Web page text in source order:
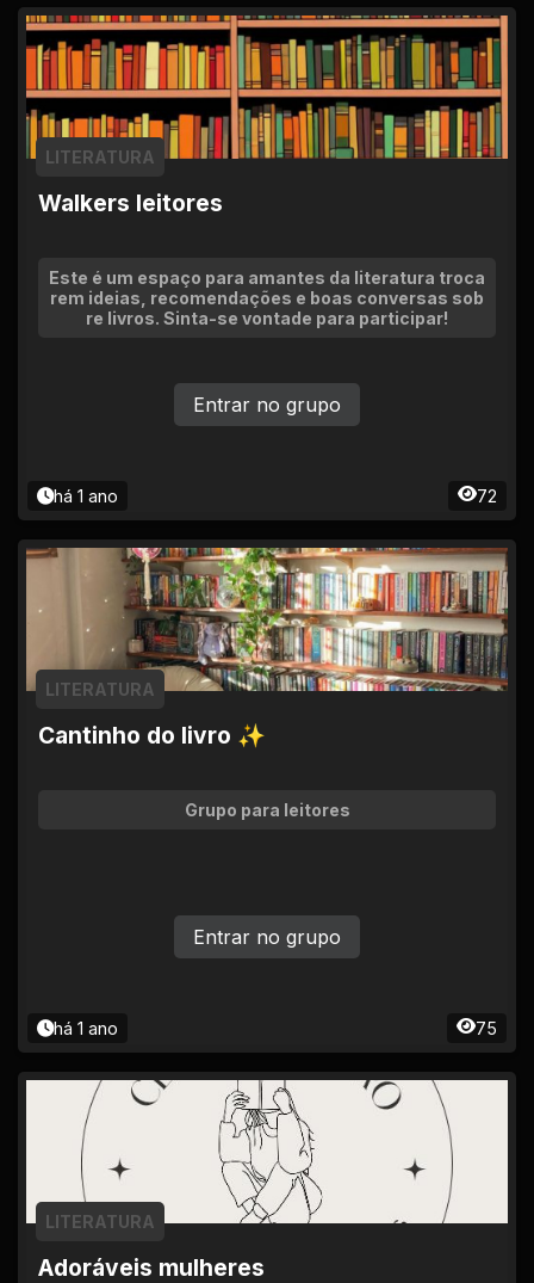
Walkers leitores
LITERATURA
Este é um espaço para amantes da literatura troca
rem ideias, recomendações e boas conversas sob
re livros. Sinta-se vontade para participar!
há 1 ano 72
Entrar no grupo
Cantinho do livro ✨
LITERATURA
Grupo para leitores
há 1 ano 75
Entrar no grupo
Adoráveis mulheres
LITERATURA